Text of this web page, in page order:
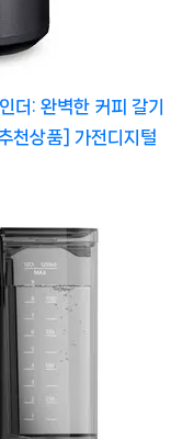
더: 완벽한 커피 갈기
천상품] 가전디지털